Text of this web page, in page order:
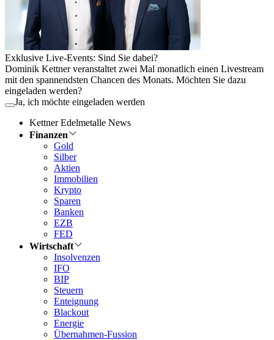
Exklusive Live-Events: Sind Sie dabei?
Dominik Kettner veranstaltet zwei Mal monatlich einen Livestream
mit den spannendsten Chancen des Monats. Möchten Sie dazu
eingeladen werden?
Ja, ich möchte eingeladen werden
Kettner Edelmetalle News
Finanzen
Gold
Silber
Aktien
Immobilien
Krypto
Sparen
Banken
EZB
FED
Wirtschaft
Insolvenzen
IFO
BIP
Steuern
Enteignung
Blackout
Energie
Übernahmen-Fussion